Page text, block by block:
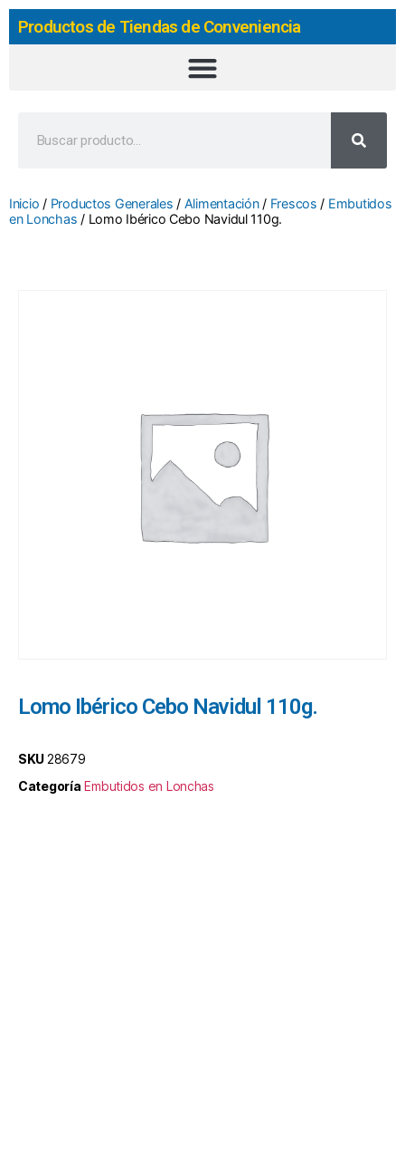
Productos de Tiendas de Conveniencia
Inicio / Productos Generales / Alimentación/ Frescos / Embutidos
en Lonchas / Lomo Ibérico Cebo Navidul 110g.
Lomo Ibérico Cebo Navidul 110g.
SKU 28679
Categoría Embutidos en Lonchas